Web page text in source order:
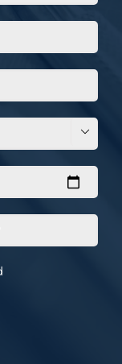
